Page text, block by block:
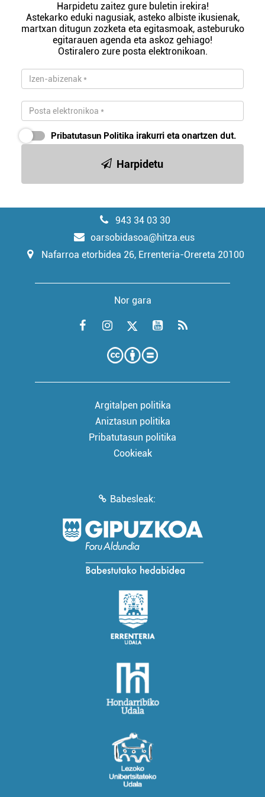
Harpidetu zaitez gure buletin irekira!
Astekarko eduki nagusiak, asteko albiste ikusienak,
martxan ditugun zozketa eta egitasmoak, asteburuko
egitarauen agenda eta askoz gehiago!
Ostiralero zure posta elektronikoan.
Pribatutasun Politika irakurri eta onartzen dut.
Harpidetu
943 34 03 30
oarsobidasoa@hitza.eus
Nafarroa etorbidea 26, Errenteria-Orereta 20100
Nor gara
Argitalpen politika
Aniztasun politika
Pribatutasun politika
Cookieak
Babesleak: